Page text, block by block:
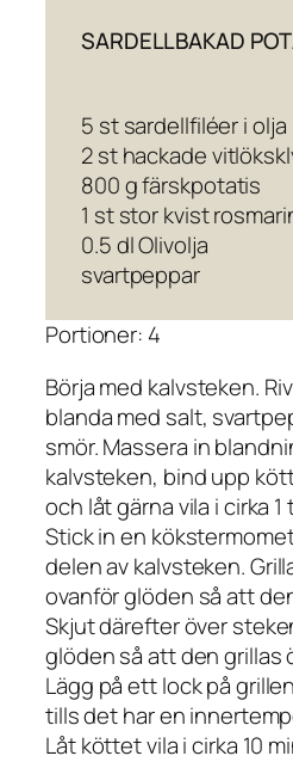
SARDELLBAKAD
5 st sardellfiléer i olja
2 st hackade
800 g färskpotatis
1 st stor kvist
0.5 dl Olivolja
svartpeppar
Portioner: 4
Börja med kalvsteken.
blanda med salt,
smör. Massera in
kalvsteken, bind upp
och låt gärna vila i cirka
Stick in en
delen av kalvsteken.
ovanför glöden så att
Skjut därefter över
glöden så att den grillas
Lägg på ett lock på
tills det har en
Låt köttet vila i cirka 10